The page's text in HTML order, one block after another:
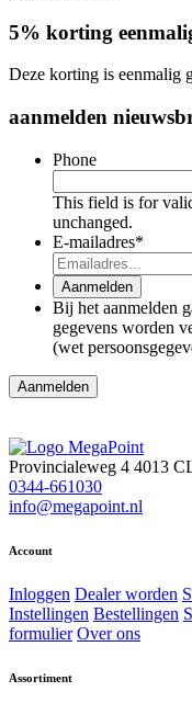
5% korting
Deze korting is eenmalig
aanmelden
Phone
This field is for
unchanged.
E-mailadres*
Aanmelden
Bij het aanmelden
gegevens worden
(wet
Aanmelden
Provincialeweg 4 4013
0344-661030
info@megapoint.nl
Account
Inloggen Dealer worden
Instellingen Bestellingen
formulier Over ons
Assortiment